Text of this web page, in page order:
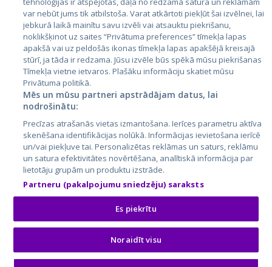
City24.lv
City24.ee
GetaPro.lv
GetaPro.ee
Skelbiu.lt
Autoplius.lt
Aruodas.lt
Kainos.lt
Paslaugos.lt
auto24.ee
KV.ee
Osta.ee
KuldneBörs.ee
var nebūt jums tik atbilstoša. Varat atkārtoti piekļūt šai izvēlnei, lai
jebkurā laikā mainītu savu izvēli vai atsauktu piekrišanu,
noklikšķinot uz saites “Privātuma preferences” tīmekļa lapas
apakšā vai uz peldošās ikonas tīmekļa lapas apakšējā kreisajā
stūrī, ja tāda ir redzama. Jūsu izvēle būs spēkā mūsu piekrišanas
Tīmekļa vietne ietvaros. Plašāku informāciju skatiet mūsu
Privātuma politikā.
Mēs un mūsu partneri apstrādājam datus, lai
nodrošinātu:
Precīzas atrašanās vietas izmantošana. Ierīces parametru aktīva
skenēšana identifikācijas nolūkā. Informācijas ievietošana ierīcē
un/vai piekļuve tai. Personalizētas reklāmas un saturs, reklāmu
un satura efektivitātes novērtēšana, analītiskā informācija par
lietotāju grupām un produktu izstrāde.
Partneru (pakalpojumu sniedzēju) saraksts
Es piekrītu
Noraidīt visu